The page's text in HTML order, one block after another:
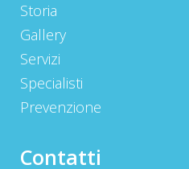
Storia
Gallery
Servizi
Specialisti
Prevenzione
Contatti